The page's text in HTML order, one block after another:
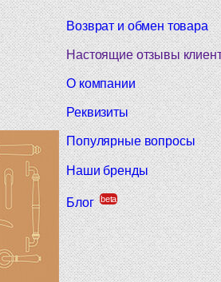
Возврат и обмен товара
Настоящие отзывы
О компании
Реквизиты
Популярные вопросы
Наши бренды
Блог beta